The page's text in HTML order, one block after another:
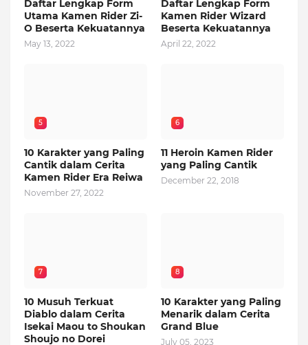
Daftar Lengkap Form
Utama Kamen Rider Zi-
O Beserta Kekuatannya
May 13, 2022
Daftar Lengkap Form
Kamen Rider Wizard
Beserta Kekuatannya
April 22, 2022
5
10 Karakter yang Paling
Cantik dalam Cerita
Kamen Rider Era Reiwa
November 27, 2022
6
11 Heroin Kamen Rider
yang Paling Cantik
December 22, 2018
7
10 Musuh Terkuat
Diablo dalam Cerita
Isekai Maou to Shoukan
Shoujo no Dorei
8
10 Karakter yang Paling
Menarik dalam Cerita
Grand Blue
July 05, 2023